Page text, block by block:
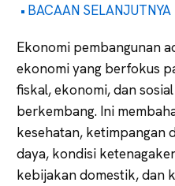
BACAAN SELANJUTNYA
Ekonomi pembangunan
ekonomi yang berfokus
fiskal, ekonomi, dan
berkembang. Ini
kesehatan, ketimpangan
daya, kondisi
kebijakan domestik, dan